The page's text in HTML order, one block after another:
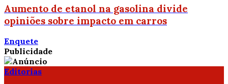
Aumento de etanol na gasolina divide
opiniões sobre impacto em carros
Enquete
Publicidade
Editorias